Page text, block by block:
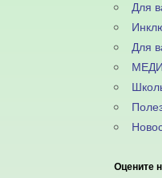
Для
Для
Оцените